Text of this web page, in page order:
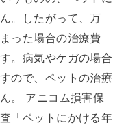
。したがって、万
った場合の治療費
。病気やケガの場合
ので、ペットの治療
。 アニコム損害保
「ペットにかける年